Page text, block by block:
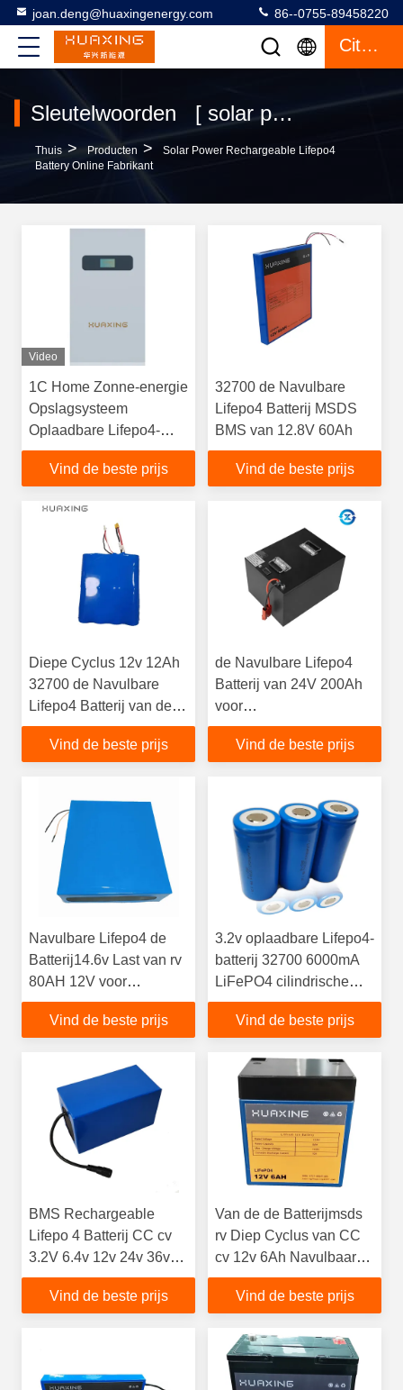
joan.deng@huaxingenergy.com 86--0755-89458220
Citaat
Sleutelwoorden [ solar power rechargeable lifepo4 battery ] Gelijke 140 producten
Thuis > Producten >
Solar Power Rechargeable Lifepo4
Battery Online Fabrikant
Video
1C Home Zonne-energie
Opslagsysteem
Oplaadbare Lifepo4-
batterij op zonne-energie
Vind de beste prijs
32700 de Navulbare
Lifepo4 Batterij MSDS
BMS van 12.8V 60Ah
Vind de beste prijs
Diepe Cyclus 12v 12Ah
32700 de Navulbare
Lifepo4 Batterij van de
Lithiumbatterij
Vind de beste prijs
de Navulbare Lifepo4
Batterij van 24V 200Ah
voor
Reisaanhangwagen
Vind de beste prijs
Navulbare Lifepo4 de
Batterij14.6v Last van rv
80AH 12V voor
Straatlantaarn
Vind de beste prijs
3.2v oplaadbare Lifepo4-
batterij 32700 6000mA
LiFePO4 cilindrische
cellen
Vind de beste prijs
BMS Rechargeable
Lifepo 4 Batterij CC cv
3.2V 6.4v 12v 24v 36v
48v
Vind de beste prijs
Van de de Batterijmsds
rv Diep Cyclus van CC
cv 12v 6Ah Navulbaar
Lifepo4 de Batterijpak
Vind de beste prijs